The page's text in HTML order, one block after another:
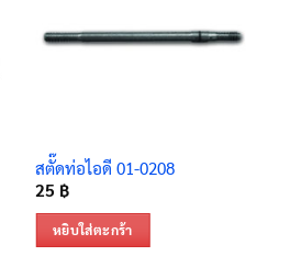
สตั๊ดท่อไอดี 01-0208
25 ฿
หยิบใส่ตะกร้า